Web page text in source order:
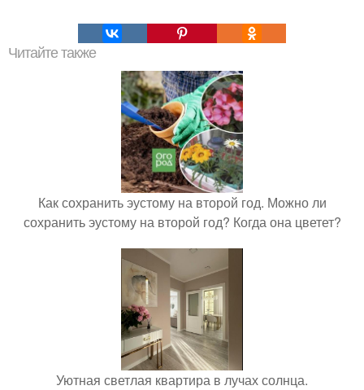
Читайте также
Как сохранить эустому на второй год. Можно ли
сохранить эустому на второй год? Когда она цветет?
Уютная светлая квартира в лучах солнца.